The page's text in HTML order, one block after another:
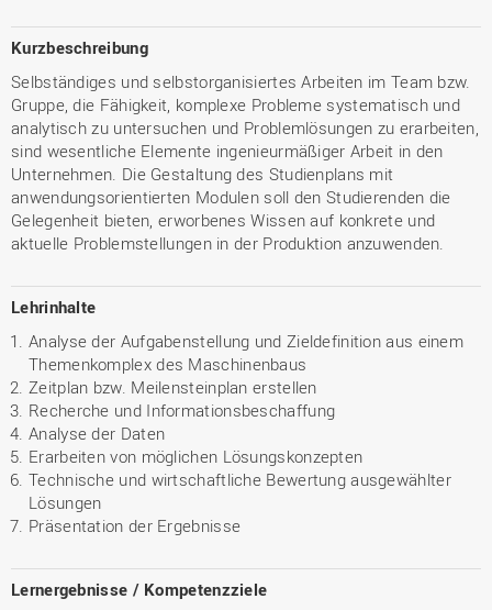
Kurzbeschreibung
Selbständiges und selbstorganisiertes Arbeiten im Team bzw.
Gruppe, die Fähigkeit, komplexe Probleme systematisch und
analytisch zu untersuchen und Problemlösungen zu erarbeiten,
sind wesentliche Elemente ingenieurmäßiger Arbeit in den
Unternehmen. Die Gestaltung des Studienplans mit
anwendungsorientierten Modulen soll den Studierenden die
Gelegenheit bieten, erworbenes Wissen auf konkrete und
aktuelle Problemstellungen in der Produktion anzuwenden.
Lehrinhalte
Analyse der Aufgabenstellung und Zieldefinition aus einem
Themenkomplex des Maschinenbaus
Zeitplan bzw. Meilensteinplan erstellen
Recherche und Informationsbeschaffung
Analyse der Daten
Erarbeiten von möglichen Lösungskonzepten
Technische und wirtschaftliche Bewertung ausgewählter
Lösungen
Präsentation der Ergebnisse
Lernergebnisse / Kompetenzziele